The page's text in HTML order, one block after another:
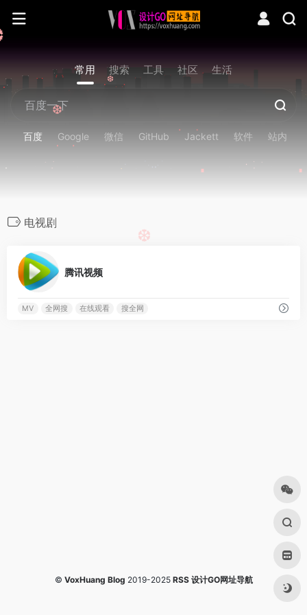
常用 搜索 工具 社区 生活
百度 Google 微信 GitHub Jackett 软件 站内
电视剧
腾讯视频
MV 全网搜 在线观看 搜全网
© VoxHuang Blog 2019-2025 RSS 设计GO网址导航
❆
❆
❆